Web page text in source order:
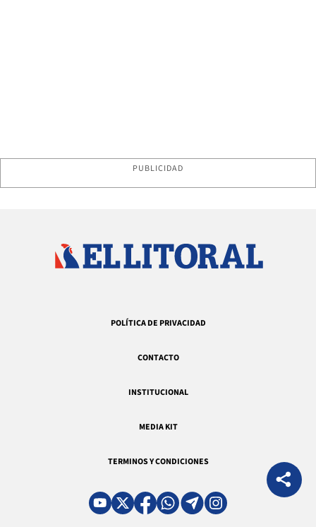
PUBLICIDAD
POLÍTICA DE PRIVACIDAD
CONTACTO
INSTITUCIONAL
MEDIA KIT
TERMINOS Y CONDICIONES